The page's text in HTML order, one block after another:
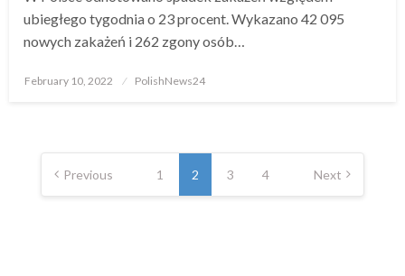
ubiegłego tygodnia o 23 procent. Wykazano 42 095
nowych zakażeń i 262 zgony osób…
Posted
February 10, 2022 PolishNews24
Posts
pagination
Previous 1 2 3 4 Next